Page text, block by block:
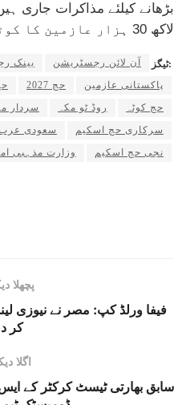
لاکھ 30 ہزار عازمین کا کوٹہ چاہتا ہے۔
ٹیگز: آن لائن رجسٹریشن بینک
پاکستانی عازمین
حج 2027
حج کوٹہ
روڈ ٹو مکہ
سردار
سرکاری حج اسکیم
سعودی
نجی حج اسکیم
وزارت مذہبی
پچھلا
فیفا ورلڈ کپ: مصر نے نیوزی
کر
اگلا
سابق بھارتی ٹیسٹ کرکٹر کے